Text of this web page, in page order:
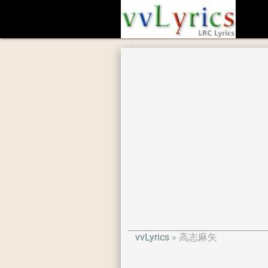
vvLyrics 高志麻矢